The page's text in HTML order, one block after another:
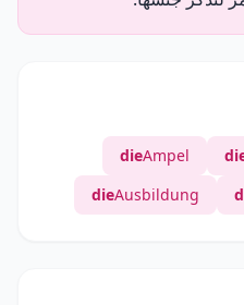
dieAmpel
dieAusbildung